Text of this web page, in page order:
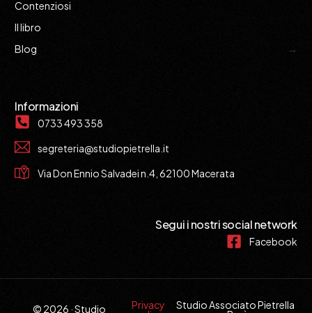
Contenziosi
Il libro
Blog
Informazioni
0733 493 358
segreteria@studiopietrella.it
Via Don Ennio Salvadei n.4, 62100 Macerata
Segui i nostri social network
Facebook
© 2026 · Studio Privacy Studio Associato Pietrella